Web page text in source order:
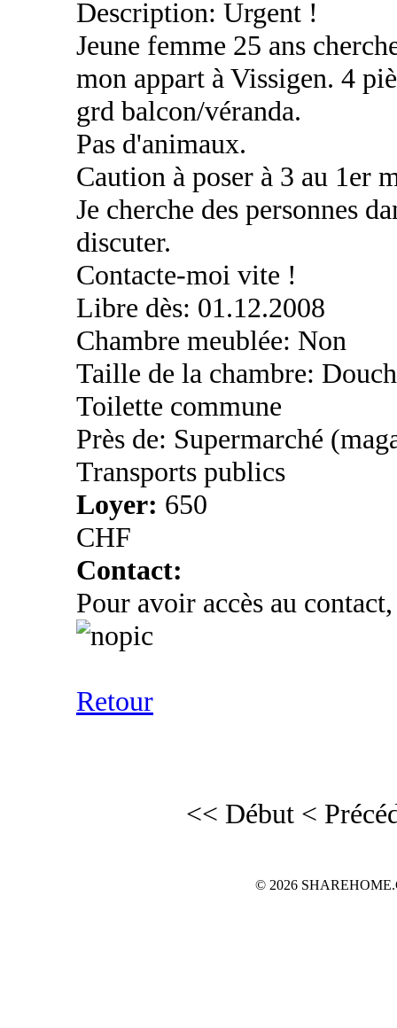
Description: Urgent !
Jeune femme 25 ans
mon appart à Vissigen. 4
grd balcon/véranda.
Pas d'animaux.
Caution à poser à 3 au 1er
Je cherche des personnes
discuter.
Contacte-moi vite !
Libre dès: 01.12.2008
Chambre meublée: Non
Taille de la chambre:
Toilette commune
Près de: Supermarché
Transports publics
Loyer: 650
CHF
Contact:
Pour avoir accès au
Retour
<< Début <
© 2026